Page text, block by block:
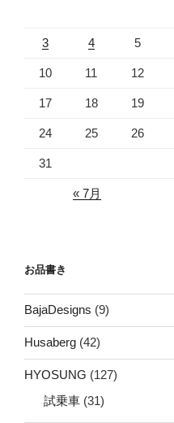
3 4 5
10 11 12
17 18 19
24 25 26
31
« 7月
お品書き
BajaDesigns (9)
Husaberg (42)
HYOSUNG (127)
試乗車 (31)